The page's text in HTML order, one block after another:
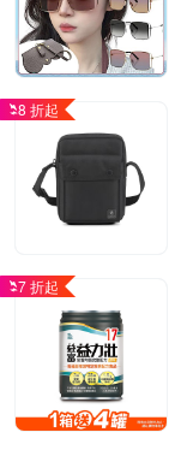
8 折起
7 折起